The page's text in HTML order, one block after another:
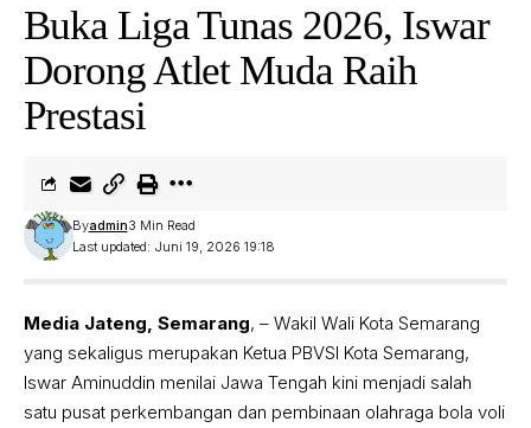
Buka Liga Tunas 2026, Iswar
Dorong Atlet Muda Raih
Prestasi
Last updated: Juni 19, 2026 19:18
Byadmin3 Min Read
Media Jateng, Semarang, – Wakil Wali Kota Semarang
yang sekaligus merupakan Ketua PBVSI Kota Semarang,
Iswar Aminuddin menilai Jawa Tengah kini menjadi salah
satu pusat perkembangan dan pembinaan olahraga bola voli